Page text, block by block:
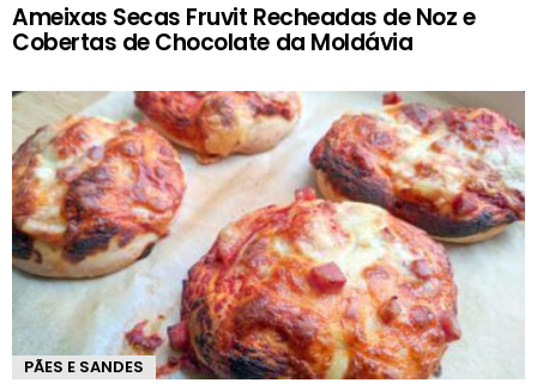
Ameixas Secas Fruvit Recheadas de Noz e
Cobertas de Chocolate da Moldávia
PÃES E SANDES